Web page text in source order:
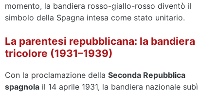
momento, la bandiera rosso-giallo-rosso diventò il
simbolo della Spagna intesa come stato unitario.
La parentesi repubblicana: la bandiera
tricolore (1931–1939)
Con la proclamazione della Seconda Repubblica
spagnola il 14 aprile 1931, la bandiera nazionale subì